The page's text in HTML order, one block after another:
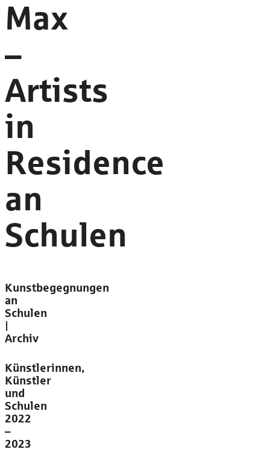
Max
–
Artists
in
Residence
an
Schulen
Kunstbegegnungen
an
Schulen
|
Archiv
Künstlerinnen,
Künstler
und
Schulen
2022
–
2023